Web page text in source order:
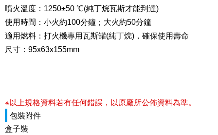
噴火溫度：1250±50 ℃(純丁烷瓦斯才能到達)
使用時間：小火約100分鐘；大火約50分鐘
適用燃料：打火機專用瓦斯罐(純丁烷)，確保使用壽命
尺寸：95x63x155mm
※以上規格資料若有任何錯誤，以原廠所公佈資料為準。
包裝附件
盒子裝